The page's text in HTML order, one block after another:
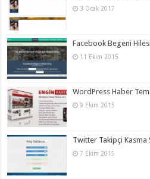
3 Ocak 2017
Facebook Begeni Hilesi
11 Ekim 2015
WordPress Haber
9 Ekim 2015
Twitter Takipçi
7 Ekim 2015